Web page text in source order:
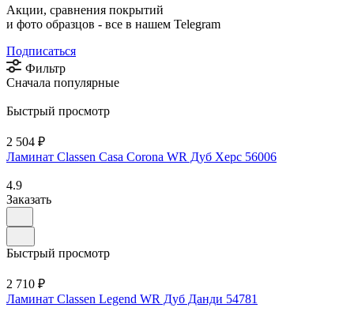
Акции, сравнения покрытий
и фото образцов - все в нашем Telegram
Подписаться
Фильтр
Сначала популярные
Быстрый просмотр
2 504 ₽
Ламинат Classen Casa Corona WR Дуб Херс 56006
4.9
Заказать
Быстрый просмотр
2 710 ₽
Ламинат Classen Legend WR Дуб Данди 54781